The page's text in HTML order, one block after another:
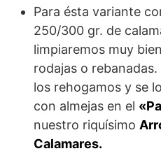
Para ésta variante
250/300 gr. de
limpiaremos muy
rodajas o
los rehogamos y se
con almejas en el
nuestro riquísimo
Calamares.